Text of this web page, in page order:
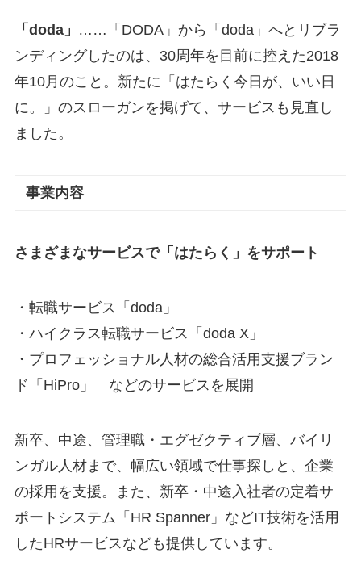
「doda」 ……「DODA」から「doda」へとリブラ
ンディングしたのは、30周年を目前に控えた2018
年10月のこと。新たに「はたらく今日が、いい日
に。」のスローガンを掲げて、サービスも見直し
ました。
事業内容
さまざまなサービスで「はたらく」をサポート
・転職サービス「doda」
・ハイクラス転職サービス「doda X」
・プロフェッショナル人材の総合活用支援ブラン
ド「HiPro」 などのサービスを展開
新卒、中途、管理職・エグゼクティブ層、バイリ
ンガル人材まで、幅広い領域で仕事探しと、企業
の採用を支援。また、新卒・中途入社者の定着サ
ポートシステム「HR Spanner」などIT技術を活用
したHRサービスなども提供しています。